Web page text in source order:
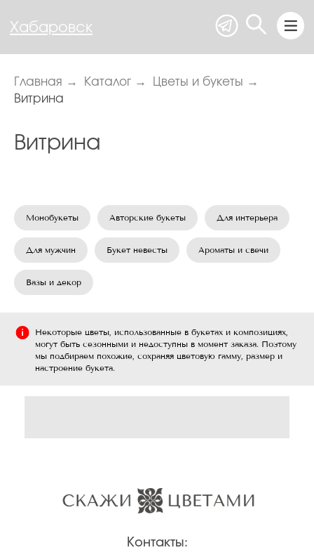
Хабаровск
Хабаровск
Главная → Каталог → Цветы и букеты →
Витрина
Витрина
Монобукеты Авторские букеты Для интерьера
Для мужчин Букет невесты Ароматы и свечи
Вазы и декор
Некоторые цветы, использованные в букетах и композициях,
могут быть сезонными и недоступны в момент заказа. Поэтому
мы подбираем похожие, сохраняя цветовую гамму, размер и
настроение букета.
Контакты: